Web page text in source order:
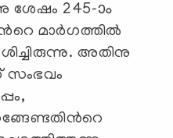
ശേഷം 245-ാം
മാര്‍ഗത്തില്‍
അതിനു
സംഭവം